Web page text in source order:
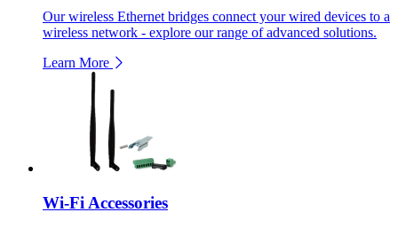
Our wireless Ethernet bridges connect your wired devices to a
wireless network - explore our range of advanced solutions.
Learn More
Wi-Fi Accessories